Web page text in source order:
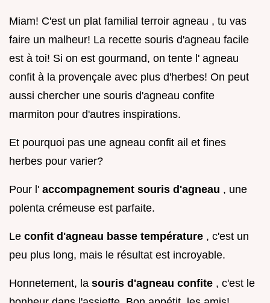
Miam! C'est un plat familial terroir agneau , tu vas
faire un malheur! La recette souris d'agneau facile
est à toi! Si on est gourmand, on tente l' agneau
confit à la provençale avec plus d'herbes! On peut
aussi chercher une souris d'agneau confite
marmiton pour d'autres inspirations.
Et pourquoi pas une agneau confit ail et fines
herbes pour varier?
Pour l' accompagnement souris d'agneau , une
polenta crémeuse est parfaite.
Le confit d'agneau basse température , c'est un
peu plus long, mais le résultat est incroyable.
Honnetement, la souris d'agneau confite , c'est le